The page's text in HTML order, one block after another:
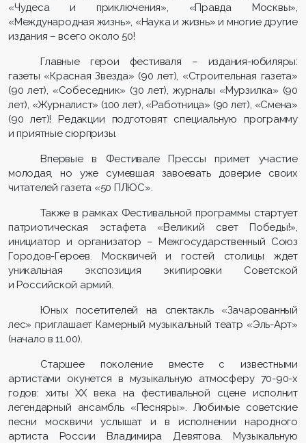
«Чудеса и приключения», «Правда Москвы»,
«Международная жизнь», «Наука и жизнь» и многие другие
издания – всего около 50!
Главные герои фестиваля – издания-юбиляры:
газеты «Красная Звезда» (90 лет), «Строительная газета»
(90 лет), «Собеседник» (30 лет), журналы «Мурзилка» (90
лет), «Журналист» (100 лет), «Работница» (90 лет), «Смена»
(90 лет)! Редакции подготовят специальную программу
и приятные сюрпризы.
Впервые в Фестивале Прессы примет участие
молодая, но уже сумевшая завоевать доверие своих
читателей газета «50 ПЛЮС».
Также в рамках Фестивальной программы стартует
патриотическая эстафета «Великий свет Победы!»,
инициатор и организатор – Межгосударственный Союз
Городов-Героев. Москвичей и гостей столицы ждет
уникальная экспозиция экипировки Советской
и Российской армий.
Юных посетителей на спектакль «Зачарованный
лес» приглашает Камерный музыкальный театр «Эль-Арт»
(начало в 11.00).
Старшее поколение вместе с известными
артистами окунется в музыкальную атмосферу 70-90-х
годов: хиты XX века на фестивальной сцене исполнит
легендарный ансамбль «Песняры». Любимые советские
песни москвичи услышат и в исполнении народного
артиста России Владимира Девятова. Музыкальную